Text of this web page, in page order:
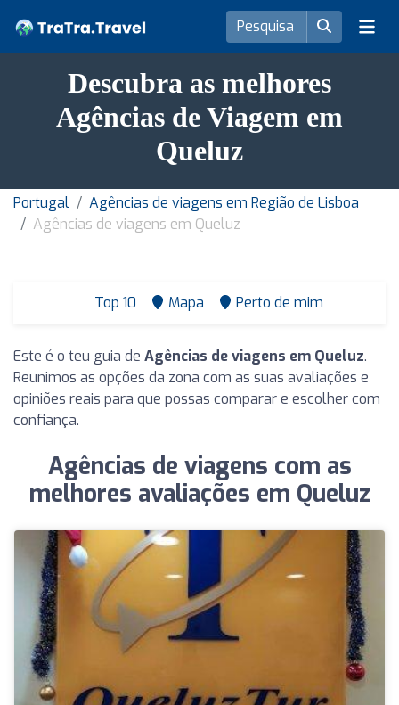
Descubra as melhores
Agências de Viagem em
Queluz
Portugal
Agências de viagens em Região de Lisboa
Agências de viagens em Queluz
Top 10 Mapa Perto de mim
Este é o teu guia de Agências de viagens em Queluz.
Reunimos as opções da zona com as suas avaliações e
opiniões reais para que possas comparar e escolher com
confiança.
Agências de viagens com as
melhores avaliações em Queluz